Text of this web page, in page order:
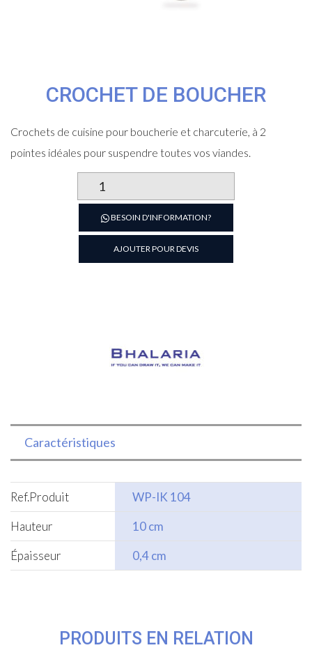
CROCHET DE BOUCHER
Crochets de cuisine pour boucherie et charcuterie, à 2
pointes idéales pour suspendre toutes vos viandes.
de
Crochet
de
boucher
BESOIN D'INFORMATION?
AJOUTER POUR DEVIS
Caractéristiques
Ref.Produit
WP-IK 104
Hauteur
10 cm
Épaisseur
0,4 cm
PRODUITS EN RELATION